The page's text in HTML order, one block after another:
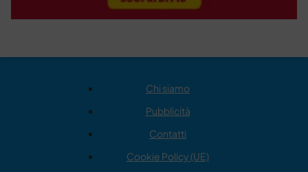
Chi siamo
Pubblicità
Contatti
Cookie Policy (UE)